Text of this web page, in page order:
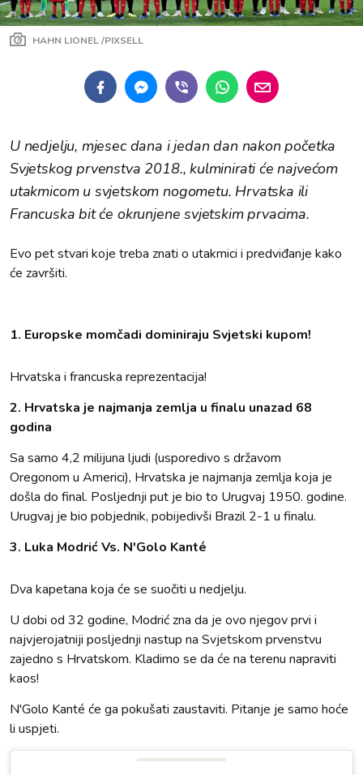
HAHN LIONEL /PIXSELL
U nedjelju, mjesec dana i jedan dan nakon početka
Svjetskog prvenstva 2018., kulminirati će najvećom
utakmicom u svjetskom nogometu. Hrvatska ili
Francuska bit će okrunjene svjetskim prvacima.
Evo pet stvari koje treba znati o utakmici i predviđanje kako
će završiti.
1. Europske momčadi dominiraju Svjetski kupom!
Hrvatska i francuska reprezentacija!
2. Hrvatska je najmanja zemlja u finalu unazad 68
godina
Sa samo 4,2 milijuna ljudi (usporedivo s državom
Oregonom u Americi), Hrvatska je najmanja zemlja koja je
došla do final. Posljednji put je bio to Urugvaj 1950. godine.
Urugvaj je bio pobjednik, pobijedivši Brazil 2-1 u finalu.
3. Luka Modrić Vs. N'Golo Kanté
Dva kapetana koja će se suočiti u nedjelju.
U dobi od 32 godine, Modrić zna da je ovo njegov prvi i
najvjerojatniji posljednji nastup na Svjetskom prvenstvu
zajedno s Hrvatskom. Kladimo se da će na terenu napraviti
kaos!
N'Golo Kanté će ga pokušati zaustaviti. Pitanje je samo hoće
li uspjeti.